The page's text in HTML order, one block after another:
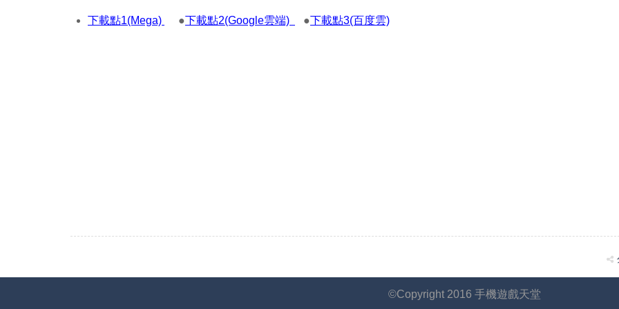
下載點1(Mega) ●下載點2(Google雲端) ●下載點3(百度雲)
©Copyright 2016 手機遊戲天堂